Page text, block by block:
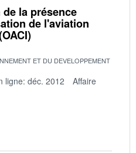
la présence
de l'aviation
ET DU DEVELOPPEMENT
ligne: déc. 2012
Affaire